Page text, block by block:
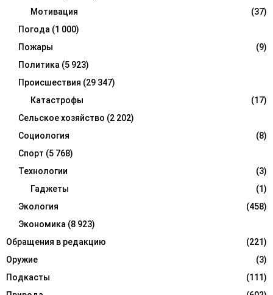
Мотивация
(37)
Погода (1 000)
Пожары
(9)
Политика (5 923)
Происшествия (29 347)
Катастрофы
(17)
Сельское хозяйство (2 202)
Социология
(8)
Спорт (5 768)
Технологии
(3)
Гаджеты
(1)
Экология
(458)
Экономика (8 923)
Обращения в редакцию
(221)
Оружие
(3)
Подкасты
(111)